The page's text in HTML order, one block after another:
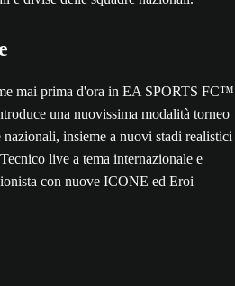
mai prima d'ora in EA SPORTS FC™
una nuovissima modalità torneo
insieme a nuovi stadi realistici
live a tema internazionale e
con nuove ICONE ed Eroi